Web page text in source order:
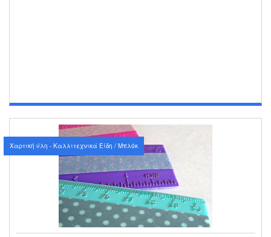
Χαρτική ύλη - Καλλιτεχνικά Είδη / Μπλόκ